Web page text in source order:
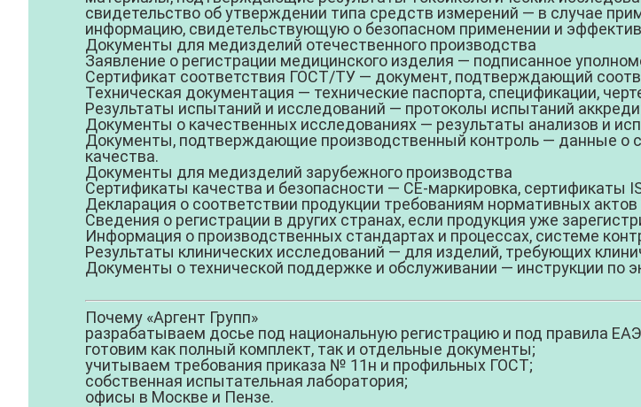
свидетельство об утверждении типа средств измерений — в случае
информацию, свидетельствующую о безопасном применении и
Документы для медизделий отечественного производства
Заявление о регистрации медицинского изделия — подписанное
Сертификат соответствия ГОСТ/ТУ — документ, подтверждающий
Техническая документация — технические паспорта, спецификации,
Результаты испытаний и исследований — протоколы испытаний
Документы о качественных исследованиях — результаты анализов и
Документы, подтверждающие производственный контроль — данные о
качества.
Документы для медизделий зарубежного производства
Сертификаты качества и безопасности — CE-маркировка, сертификаты
Декларация о соответствии продукции требованиям нормативных актов
Сведения о регистрации в других странах, если продукция уже
Информация о производственных стандартах и процессах, системе
Результаты клинических исследований — для изделий, требующих
Документы о технической поддержке и обслуживании — инструкции по
Почему «Аргент Групп»
разрабатываем досье под национальную регистрацию и под правила
готовим как полный комплект, так и отдельные документы;
учитываем требования приказа № 11н и профильных ГОСТ;
собственная испытательная лаборатория;
офисы в Москве и Пензе.